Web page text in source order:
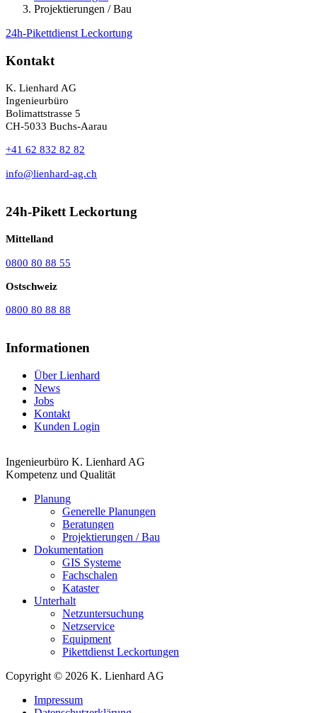
Projektierungen / Bau
24h-Pikettdienst Leckortung
Kontakt
K. Lienhard AG
Ingenieurbüro
Bolimattstrasse 5
CH-5033 Buchs-Aarau
+41 62 832 82 82
info@lienhard-ag.ch
24h-Pikett Leckortung
Mittelland
0800 80 88 55
Ostschweiz
0800 80 88 88
Informationen
Über Lienhard
News
Jobs
Kontakt
Kunden Login
Ingenieurbüro K. Lienhard AG
Kompetenz und Qualität
Planung
Generelle Planungen
Beratungen
Projektierungen / Bau
Dokumentation
GIS Systeme
Fachschalen
Kataster
Unterhalt
Netzuntersuchung
Netzservice
Equipment
Pikettdienst Leckortungen
Copyright © 2026 K. Lienhard AG
Impressum